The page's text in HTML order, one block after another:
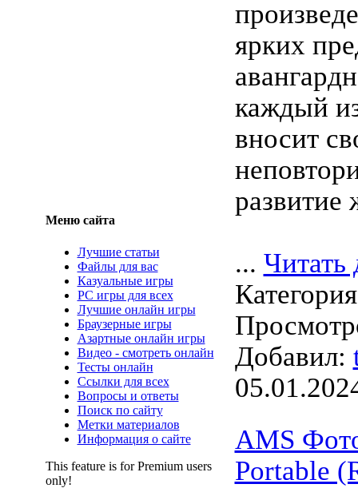
Меню сайта
Лучшие статьи
Файлы для вас
Казуальные игры
PC игры для всех
Лучшие онлайн игры
Браузерные игры
Азартные онлайн игры
Видео - смотреть онлайн
Тесты онлайн
Ссылки для всех
Вопросы и ответы
Поиск по сайту
Метки материалов
Информация о сайте
This feature is for Premium users
only!
ярких
каждый
вносит
развитие
... Читать
Добавил:
AMS
Portable